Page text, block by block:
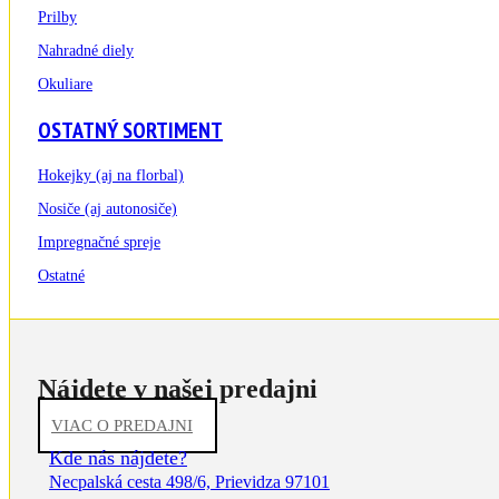
Prilby
Nahradné diely
Okuliare
OSTATNÝ SORTIMENT
Hokejky (aj na florbal)
Nosiče (aj autonosiče)
Impregnačné spreje
Ostatné
Nájdete v našej predajni
VIAC O PREDAJNI
Kde nás nájdete?
Necpalská cesta 498/6, Prievidza 97101